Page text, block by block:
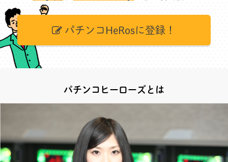
パチンコHeRosに登録！
パチンコヒーローズとは